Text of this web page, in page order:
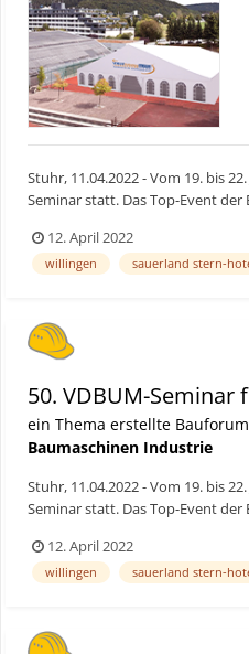
Stuhr, 11.04.2022 - Vom 19. bis
Seminar statt. Das Top-Event
zusätzlich hoch attraktive
die weit über die typischer
12. April 2022
willingen sauerland stern-
50. VDBUM-Seminar
ein Thema erstellte
Baumaschinen Industrie
Stuhr, 11.04.2022 - Vom 19. bis
Seminar statt. Das Top-Event
zusätzlich hoch attraktive
die weit über die typischer
12. April 2022
willingen sauerland stern-